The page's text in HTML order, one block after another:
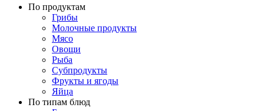
По продуктам
Грибы
Молочные продукты
Мясо
Овощи
Рыба
Субпродукты
Фрукты и ягоды
Яйца
По типам блюд